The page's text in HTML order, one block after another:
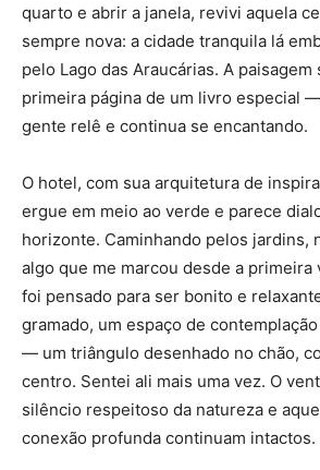
quarto e abrir a janela, revivi aquela
sempre nova: a cidade tranquila lá
pelo Lago das Araucárias. A paisagem
primeira página de um livro especial
gente relê e continua se encantando.
O hotel, com sua arquitetura de
ergue em meio ao verde e parece
horizonte. Caminhando pelos jardins,
algo que me marcou desde a primeira
foi pensado para ser bonito e
gramado, um espaço de
— um triângulo desenhado no chão,
centro. Sentei ali mais uma vez. O
silêncio respeitoso da natureza e
conexão profunda continuam intactos.